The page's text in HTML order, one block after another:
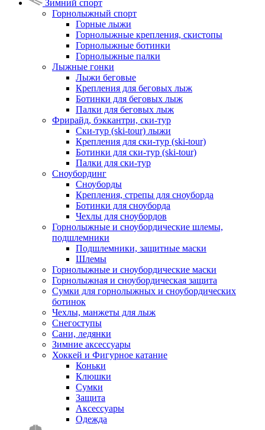
Зимний спорт
Горнолыжный спорт
Горные лыжи
Горнолыжные крепления, скистопы
Горнолыжные ботинки
Горнолыжные палки
Лыжные гонки
Лыжи беговые
Крепления для беговых лыж
Ботинки для беговых лыж
Палки для беговых лыж
Фрирайд, бэккантри, ски-тур
Ски-тур (ski-tour) лыжи
Крепления для ски-тур (ski-tour)
Ботинки для ски-тур (ski-tour)
Палки для ски-тур
Сноубординг
Сноуборды
Крепления, стрепы для сноуборда
Ботинки для сноуборда
Чехлы для сноубордов
Горнолыжные и сноубордические шлемы,
подшлемники
Подшлемники, защитные маски
Шлемы
Горнолыжные и сноубордические маски
Горнолыжная и сноубордическая защита
Сумки для горнолыжных и сноубордических
ботинок
Чехлы, манжеты для лыж
Снегоступы
Сани, ледянки
Зимние аксессуары
Хоккей и Фигурное катание
Коньки
Клюшки
Сумки
Защита
Аксессуары
Одежда